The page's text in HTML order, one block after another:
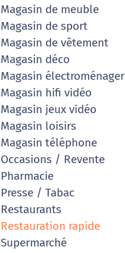
Magasin de meuble
Magasin de sport
Magasin de vêtement
Magasin déco
Magasin électroménager
Magasin hifi vidéo
Magasin jeux vidéo
Magasin loisirs
Magasin téléphone
Occasions / Revente
Pharmacie
Presse / Tabac
Restaurants
Restauration rapide
Supermarché